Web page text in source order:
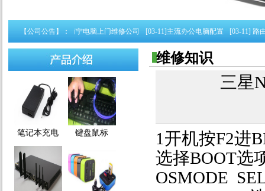
【公司公告】：
电脑配置 [05-16] 南宁电脑上门维修公司 [03-11]主流办公电脑配置 [03-11]路由器
笔记本充电 键盘鼠标
维修知识
三星
1开机按F2进
选择BOOT选
OSMODE